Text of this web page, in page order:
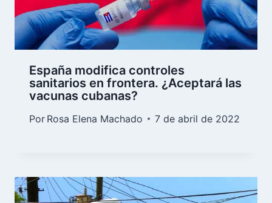
España modifica controles
sanitarios en frontera. ¿Aceptará las
vacunas cubanas?
Por Rosa Elena Machado 7 de abril de 2022